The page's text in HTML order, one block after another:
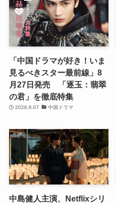
「中国ドラマが好き！いま
見るべきスター最前線」8
月27日発売 「逐玉：翡翠
の君」を徹底特集
2026.8.07 中国ドラマ
中島健人主演、Netflixシリ